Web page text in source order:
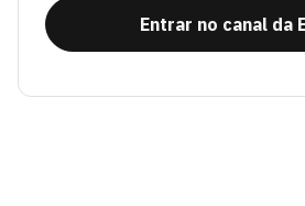
Entrar no canal da